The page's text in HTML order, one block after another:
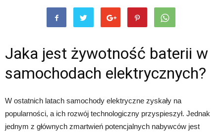
Jaka jest żywotność baterii w
samochodach elektrycznych?
W ostatnich latach samochody elektryczne zyskały na
popularności, a ich rozwój technologiczny przyspieszył. Jednak
jednym z głównych zmartwień potencjalnych nabywców jest